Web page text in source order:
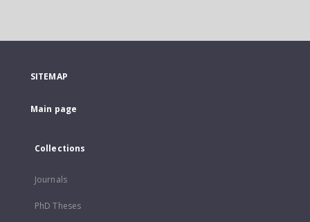
SITEMAP
Main page
Collections
Journals
PhD Theses